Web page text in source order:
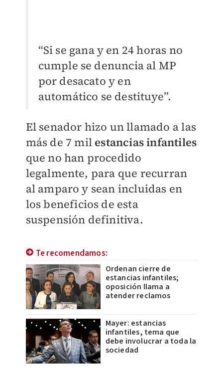
“Si se gana y en 24 horas no
cumple se denuncia al MP
por desacato y en
automático se destituye”.
El senador hizo un llamado a las
más de 7 mil estancias infantiles
que no han procedido
legalmente, para que recurran
al amparo y sean incluidas en
los beneficios de esta
suspensión definitiva.
Te recomendamos:
Ordenan cierre de
estancias infantiles;
oposición llama a
atender reclamos
Mayer: estancias
infantiles, tema que
debe involucrar a toda la
sociedad